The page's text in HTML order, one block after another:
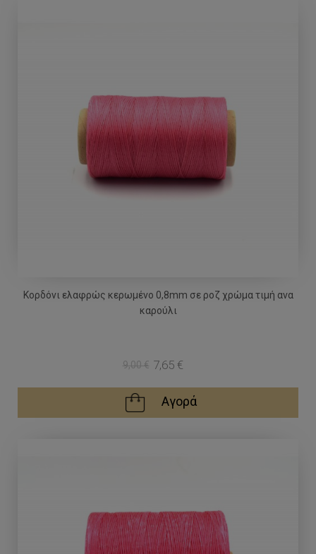
Κορδόνι ελαφρώς κερωμένο 0,8mm σε ροζ χρώμα τιμή ανα
καρούλι
9,00 € 7,65 €
Αγορά